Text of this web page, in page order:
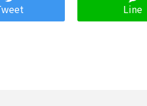
Line